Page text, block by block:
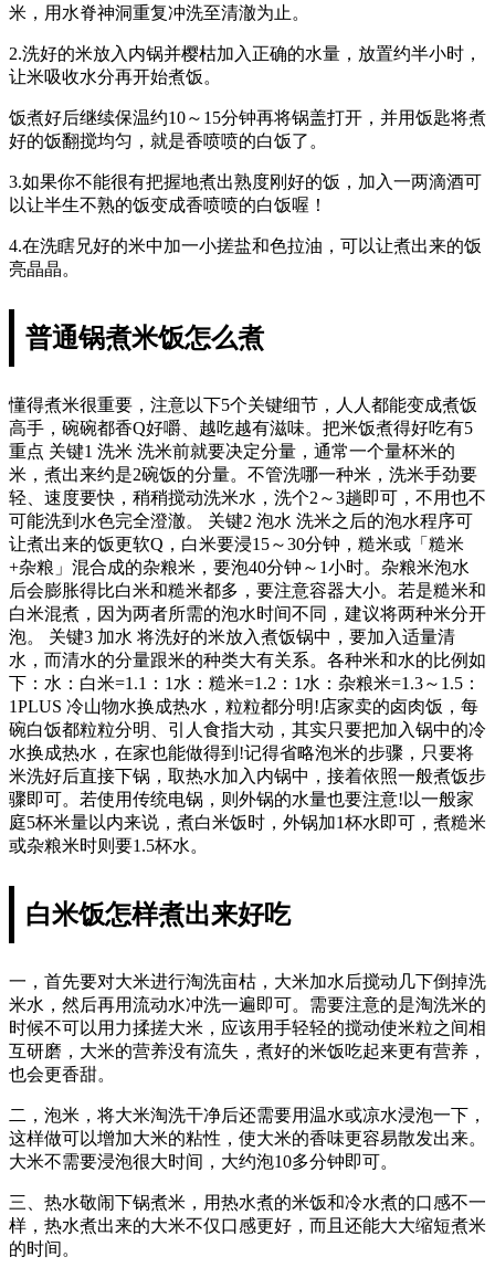
米，用水脊神洞重复冲洗至清澈为止。
2.洗好的米放入内锅并樱枯加入正确的水量，放置约半小时，
让米吸收水分再开始煮饭。
饭煮好后继续保温约10～15分钟再将锅盖打开，并用饭匙将煮
好的饭翻搅均匀，就是香喷喷的白饭了。
3.如果你不能很有把握地煮出熟度刚好的饭，加入一两滴酒可
以让半生不熟的饭变成香喷喷的白饭喔！
4.在洗瞎兄好的米中加一小搓盐和色拉油，可以让煮出来的饭
亮晶晶。
普通锅煮米饭怎么煮
懂得煮米很重要，注意以下5个关键细节，人人都能变成煮饭
高手，碗碗都香Q好嚼、越吃越有滋味。把米饭煮得好吃有5
重点 关键1 洗米 洗米前就要决定分量，通常一个量杯米的
米，煮出来约是2碗饭的分量。不管洗哪一种米，洗米手劲要
轻、速度要快，稍稍搅动洗米水，洗个2～3趟即可，不用也不
可能洗到水色完全澄澈。 关键2 泡水 洗米之后的泡水程序可
让煮出来的饭更软Q，白米要浸15～30分钟，糙米或「糙米
+杂粮」混合成的杂粮米，要泡40分钟～1小时。杂粮米泡水
后会膨胀得比白米和糙米都多，要注意容器大小。若是糙米和
白米混煮，因为两者所需的泡水时间不同，建议将两种米分开
泡。 关键3 加水 将洗好的米放入煮饭锅中，要加入适量清
水，而清水的分量跟米的种类大有关系。各种米和水的比例如
下：水：白米=1.1：1水：糙米=1.2：1水：杂粮米=1.3～1.5：
1PLUS 冷山物水换成热水，粒粒都分明!店家卖的卤肉饭，每
碗白饭都粒粒分明、引人食指大动，其实只要把加入锅中的冷
水换成热水，在家也能做得到!记得省略泡米的步骤，只要将
米洗好后直接下锅，取热水加入内锅中，接着依照一般煮饭步
骤即可。若使用传统电锅，则外锅的水量也要注意!以一般家
庭5杯米量以内来说，煮白米饭时，外锅加1杯水即可，煮糙米
或杂粮米时则要1.5杯水。
白米饭怎样煮出来好吃
一，首先要对大米进行淘洗亩枯，大米加水后搅动几下倒掉洗
米水，然后再用流动水冲洗一遍即可。需要注意的是淘洗米的
时候不可以用力揉搓大米，应该用手轻轻的搅动使米粒之间相
互研磨，大米的营养没有流失，煮好的米饭吃起来更有营养，
也会更香甜。
二，泡米，将大米淘洗干净后还需要用温水或凉水浸泡一下，
这样做可以增加大米的粘性，使大米的香味更容易散发出来。
大米不需要浸泡很大时间，大约泡10多分钟即可。
三、热水敬闹下锅煮米，用热水煮的米饭和冷水煮的口感不一
样，热水煮出来的大米不仅口感更好，而且还能大大缩短煮米
的时间。